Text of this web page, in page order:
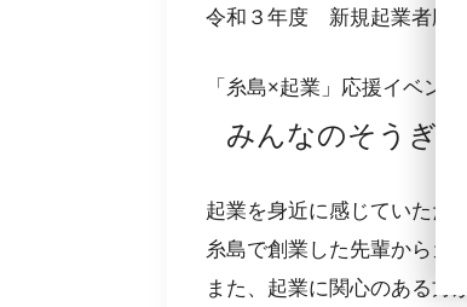
令和３年度 新規起業者応援
「糸島×起業」応援イベント
みんなのそうぎ
起業を身近に感じていただ
糸島で創業した先輩からカ
また、起業に関心のある方